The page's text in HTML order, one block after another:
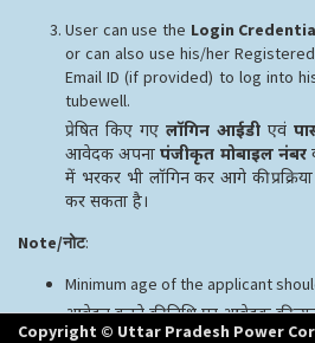
User can use the Login
or can also use his/her
Email ID (if provided) to log into
tubewell.
प्रेषित किए गएलॉगिन आईडी एवं
आवेदक अपनापंजीकृत मोबाइल नंबर
में भरकर भी लॉगिन कर आगे की
कर सकता है।
Note/नोट:
Minimum age of the applicant
आवेदन करने की तिथि पर आवेदक की
Copyright © Uttar Pradesh Power